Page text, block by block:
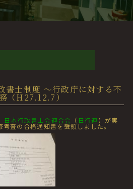
士制度 ～行政庁に対する不
（H27.12.7）
日本行政書士会連合会 （ 日行連）が実
考査の合格通知書を受領しました。